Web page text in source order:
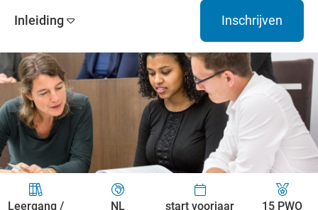
Inleiding Inschrijven
Leergang /
NL
start voorjaar
15 PWO